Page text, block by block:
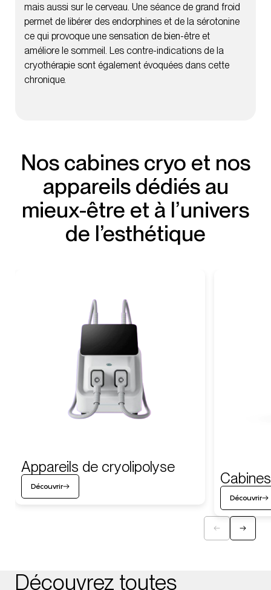
mais aussi sur le cerveau. Une séance de grand froid
permet de libérer des endorphines et de la sérotonine
ce qui provoque une sensation de bien-être et
améliore le sommeil. Les contre-indications de la
cryothérapie sont également évoquées dans cette
chronique.
Nos cabines cryo et nos
appareils dédiés au
mieux-être et à l’univers
de l’esthétique
Appareils de cryolipolyse
Découvrir
Découvrir
Découvrez toutes